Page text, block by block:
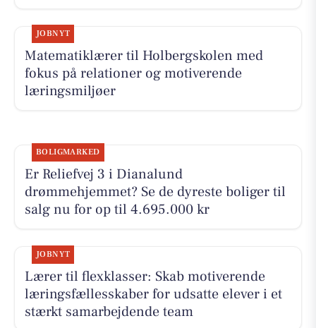
JOBNYT
Matematiklærer til Holbergskolen med
fokus på relationer og motiverende
læringsmiljøer
BOLIGMARKED
Er Reliefvej 3 i Dianalund
drømmehjemmet? Se de dyreste boliger til
salg nu for op til 4.695.000 kr
JOBNYT
Lærer til flexklasser: Skab motiverende
læringsfællesskaber for udsatte elever i et
stærkt samarbejdende team